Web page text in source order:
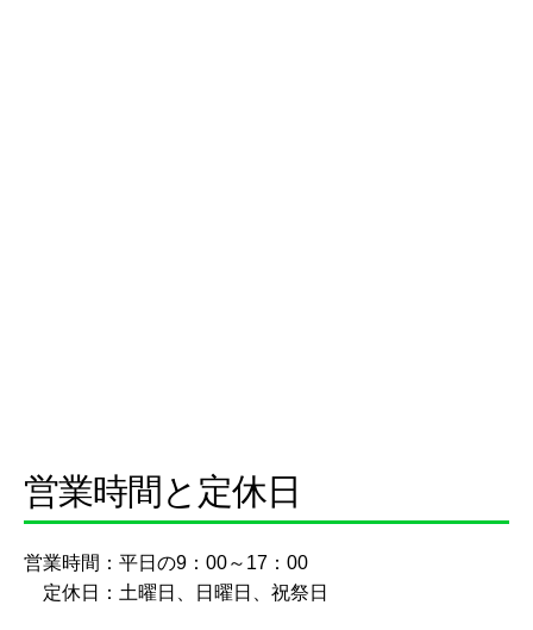
営業時間と定休日
営業時間：平日の9：00～17：00
定休日：土曜日、日曜日、祝祭日